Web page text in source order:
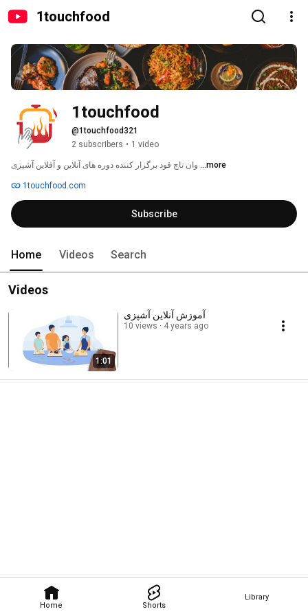
1touchfood
Home Shorts
Library
1touchfood
@1touchfood321
2 subscribers • 1 video
...more
1touchfood.com
Subscribe
Home Videos Search
Videos
1:01
آموزش آنلاین آشپزی
10 views 4 years ago